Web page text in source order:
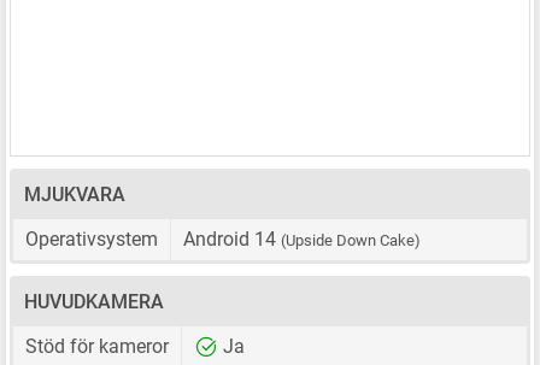
MJUKVARA
Operativsystem
Android 14 (Upside Down Cake)
HUVUDKAMERA
Stöd för kameror
Ja